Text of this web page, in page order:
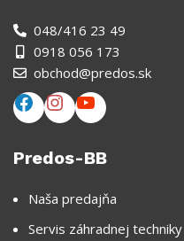
048/416 23 49
0918 056 173
obchod@predos.sk
Predos-BB
Naša predajňa
Servis záhradnej